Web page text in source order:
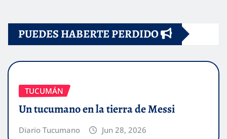
PUEDES HABERTE PERDIDO
TUCUMÁN
Un tucumano en la tierra de Messi
Diario Tucumano Jun 28, 2026